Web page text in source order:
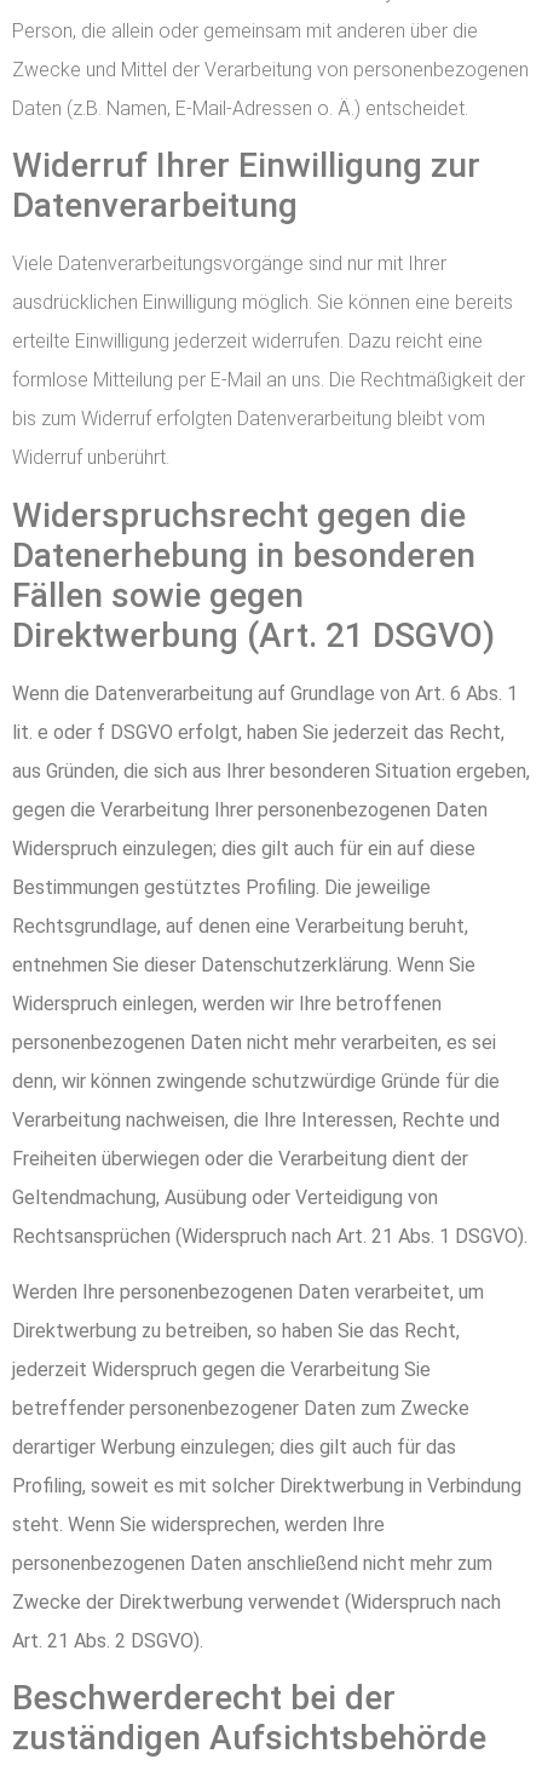
Person, die allein oder gemeinsam mit anderen über die
Zwecke und Mittel der Verarbeitung von personenbezogenen
Daten (z.B. Namen, E-Mail-Adressen o. Ä.) entscheidet.
Widerruf Ihrer Einwilligung zur
Datenverarbeitung
Viele Datenverarbeitungsvorgänge sind nur mit Ihrer
ausdrücklichen Einwilligung möglich. Sie können eine bereits
erteilte Einwilligung jederzeit widerrufen. Dazu reicht eine
formlose Mitteilung per E-Mail an uns. Die Rechtmäßigkeit der
bis zum Widerruf erfolgten Datenverarbeitung bleibt vom
Widerruf unberührt.
Widerspruchsrecht gegen die
Datenerhebung in besonderen
Fällen sowie gegen
Direktwerbung (Art. 21 DSGVO)
Wenn die Datenverarbeitung auf Grundlage von Art. 6 Abs. 1
lit. e oder f DSGVO erfolgt, haben Sie jederzeit das Recht,
aus Gründen, die sich aus Ihrer besonderen Situation ergeben,
gegen die Verarbeitung Ihrer personenbezogenen Daten
Widerspruch einzulegen; dies gilt auch für ein auf diese
Bestimmungen gestütztes Profiling. Die jeweilige
Rechtsgrundlage, auf denen eine Verarbeitung beruht,
entnehmen Sie dieser Datenschutzerklärung. Wenn Sie
Widerspruch einlegen, werden wir Ihre betroffenen
personenbezogenen Daten nicht mehr verarbeiten, es sei
denn, wir können zwingende schutzwürdige Gründe für die
Verarbeitung nachweisen, die Ihre Interessen, Rechte und
Freiheiten überwiegen oder die Verarbeitung dient der
Geltendmachung, Ausübung oder Verteidigung von
Rechtsansprüchen (Widerspruch nach Art. 21 Abs. 1 DSGVO).
Werden Ihre personenbezogenen Daten verarbeitet, um
Direktwerbung zu betreiben, so haben Sie das Recht,
jederzeit Widerspruch gegen die Verarbeitung Sie
betreffender personenbezogener Daten zum Zwecke
derartiger Werbung einzulegen; dies gilt auch für das
Profiling, soweit es mit solcher Direktwerbung in Verbindung
steht. Wenn Sie widersprechen, werden Ihre
personenbezogenen Daten anschließend nicht mehr zum
Zwecke der Direktwerbung verwendet (Widerspruch nach
Art. 21 Abs. 2 DSGVO).
Beschwerderecht bei der
zuständigen Aufsichtsbehörde